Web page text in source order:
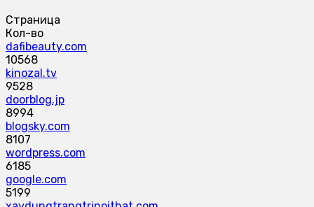
Страница
Кол-во
dafibeauty.com
10568
kinozal.tv
9528
doorblog.jp
8994
blogsky.com
8107
wordpress.com
6185
google.com
5199